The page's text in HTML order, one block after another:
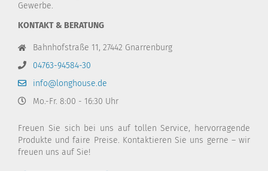
Gewerbe.
KONTAKT & BERATUNG
Bahnhofstraße 11, 27442 Gnarrenburg
04763-94584-30
info@longhouse.de
Mo.-Fr. 8:00 - 16:30 Uhr
Freuen Sie sich bei uns auf tollen Service, hervorragende
Produkte und faire Preise. Kontaktieren Sie uns gerne – wir
freuen uns auf Sie!